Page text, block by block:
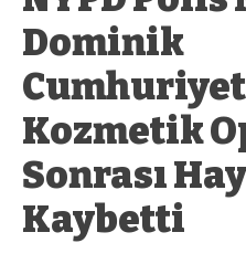
Dominik
Kozmetik
Sonrası
Kaybetti